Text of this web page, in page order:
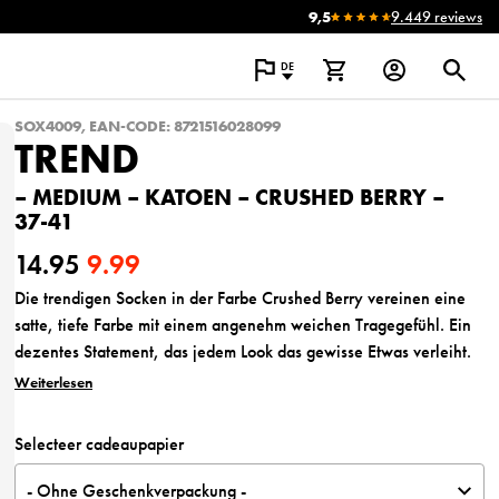
9,5 9.449 reviews
DE
SOX4009, EAN-CODE: 8721516028099
TREND
– MEDIUM – KATOEN – CRUSHED BERRY –
37-41
14.95
U
r
s
r
9.99
A
k
t
e
Die trendigen Socken in der Farbe Crushed Berry vereinen eine
satte, tiefe Farbe mit einem angenehm weichen Tragegefühl. Ein
dezentes Statement, das jedem Look das gewisse Etwas verleiht.
Weiterlesen
Selecteer cadeaupapier
- Ohne Geschenkverpackung -